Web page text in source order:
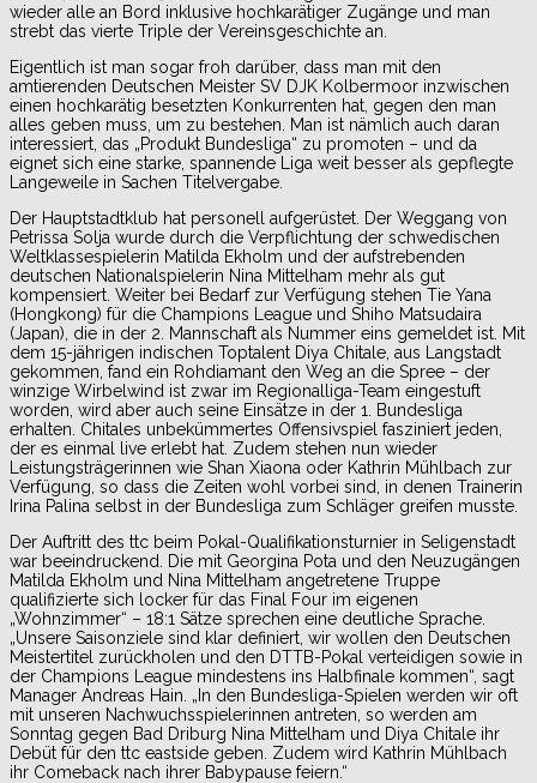
wieder alle an Bord inklusive hochkarätiger Zugänge und man
strebt das vierte Triple der Vereinsgeschichte an.
Eigentlich ist man sogar froh darüber, dass man mit den
amtierenden Deutschen Meister SV DJK Kolbermoor inzwischen
einen hochkarätig besetzten Konkurrenten hat, gegen den man
alles geben muss, um zu bestehen. Man ist nämlich auch daran
interessiert, das „Produkt Bundesliga“ zu promoten – und da
eignet sich eine starke, spannende Liga weit besser als gepflegte
Langeweile in Sachen Titelvergabe.
Der Hauptstadtklub hat personell aufgerüstet. Der Weggang von
Petrissa Solja wurde durch die Verpflichtung der schwedischen
Weltklassespielerin Matilda Ekholm und der aufstrebenden
deutschen Nationalspielerin Nina Mittelham mehr als gut
kompensiert. Weiter bei Bedarf zur Verfügung stehen Tie Yana
(Hongkong) für die Champions League und Shiho Matsudaira
(Japan), die in der 2. Mannschaft als Nummer eins gemeldet ist. Mit
dem 15-jährigen indischen Toptalent Diya Chitale, aus Langstadt
gekommen, fand ein Rohdiamant den Weg an die Spree – der
winzige Wirbelwind ist zwar im Regionalliga-Team eingestuft
worden, wird aber auch seine Einsätze in der 1. Bundesliga
erhalten. Chitales unbekümmertes Offensivspiel fasziniert jeden,
der es einmal live erlebt hat. Zudem stehen nun wieder
Leistungsträgerinnen wie Shan Xiaona oder Kathrin Mühlbach zur
Verfügung, so dass die Zeiten wohl vorbei sind, in denen Trainerin
Irina Palina selbst in der Bundesliga zum Schläger greifen musste.
Der Auftritt des ttc beim Pokal-Qualifikationsturnier in Seligenstadt
war beeindruckend. Die mit Georgina Pota und den Neuzugängen
Matilda Ekholm und Nina Mittelham angetretene Truppe
qualifizierte sich locker für das Final Four im eigenen
„Wohnzimmer“ – 18:1 Sätze sprechen eine deutliche Sprache.
„Unsere Saisonziele sind klar definiert, wir wollen den Deutschen
Meistertitel zurückholen und den DTTB-Pokal verteidigen sowie in
der Champions League mindestens ins Halbfinale kommen“, sagt
Manager Andreas Hain. „In den Bundesliga-Spielen werden wir oft
mit unseren Nachwuchsspielerinnen antreten, so werden am
Sonntag gegen Bad Driburg Nina Mittelham und Diya Chitale ihr
Debüt für den ttc eastside geben. Zudem wird Kathrin Mühlbach
ihr Comeback nach ihrer Babypause feiern.“